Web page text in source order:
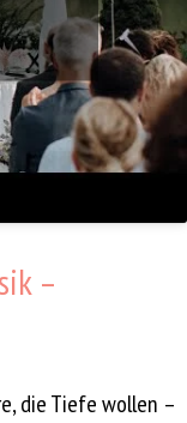
–
die Tiefe wollen –